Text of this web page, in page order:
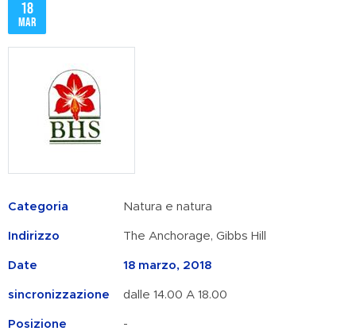
18
mar
Categoria Natura e natura
Indirizzo The Anchorage, Gibbs Hill
Date 18 marzo, 2018
sincronizzazione dalle 14.00 A 18.00
Posizione -